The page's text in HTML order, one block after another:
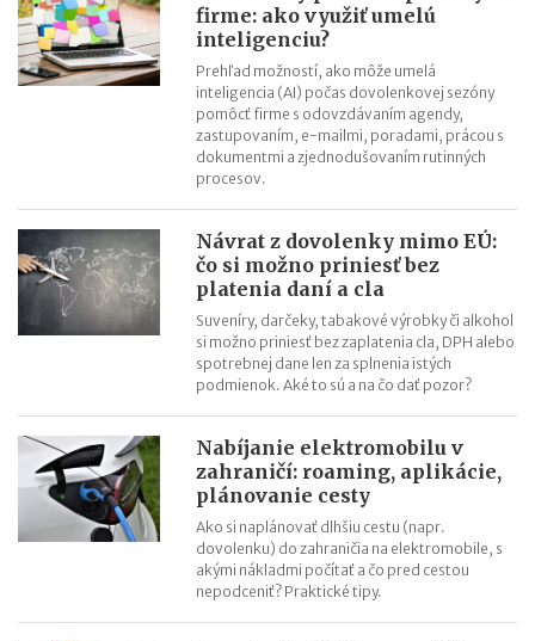
ChatGPT, Gemini a ďalšie AI nástroje: daňové povinnosti pri
predplatnom
Zvýšenie pokút za priestupky od 15.7.2026
firme: ako využiť umelú
inteligenciu?
Prehľad možností, ako môže umelá
inteligencia (AI) počas dovolenkovej sezóny
pomôcť firme s odovzdávaním agendy,
zastupovaním, e-mailmi, poradami, prácou s
dokumentmi a zjednodušovaním rutinných
procesov.
Návrat z dovolenky mimo EÚ:
čo si možno priniesť bez
platenia daní a cla
Suveníry, darčeky, tabakové výrobky či alkohol
si možno priniesť bez zaplatenia cla, DPH alebo
spotrebnej dane len za splnenia istých
podmienok. Aké to sú a na čo dať pozor?
Nabíjanie elektromobilu v
zahraničí: roaming, aplikácie,
plánovanie cesty
Ako si naplánovať dlhšiu cestu (napr.
dovolenku) do zahraničia na elektromobile, s
akými nákladmi počítať a čo pred cestou
nepodceniť? Praktické tipy.